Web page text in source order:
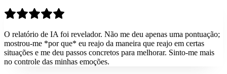
O relatório de IA foi revelador. Não me deu apenas uma pontuação;
mostrou-me *por que* eu reajo da maneira que reajo em certas
situações e me deu passos concretos para melhorar. Sinto-me mais
no controle das minhas emoções.